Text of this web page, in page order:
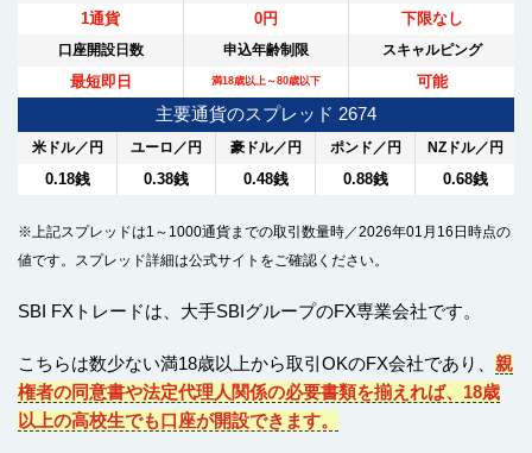
1通貨 0円 下限なし
口座開設日数 申込年齢制限 スキャルピング
最短即日 満18歳以上～80歳以下 可能
主要通貨のスプレッド 2674
米ドル／円 ユーロ／円 豪ドル／円 ポンド／円 NZドル／円
0.18銭 0.38銭 0.48銭 0.88銭 0.68銭
※上記スプレッドは1～1000通貨までの取引数量時／2026年01月16日時点の
値です。スプレッド詳細は公式サイトをご確認ください。
SBI FXトレードは、大手SBIグループのFX専業会社です。
こちらは数少ない満18歳以上から取引OKのFX会社であり、 親
権者の同意書や法定代理人関係の必要書類を揃えれば、18歳
以上の高校生でも口座が開設できます。